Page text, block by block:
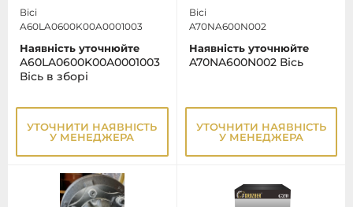
Вісі
A60LA0600K00A0001003
Наявність уточнюйте
A60LA0600K00A0001003
Вісь в зборі
УТОЧНИТИ НАЯВНІСТЬ
У МЕНЕДЖЕРА
Вісі
A70NA600N002
Наявність уточнюйте
A70NA600N002 Вісь
УТОЧНИТИ НАЯВНІСТЬ
У МЕНЕДЖЕРА